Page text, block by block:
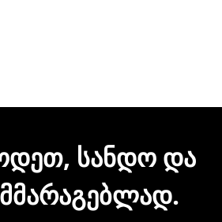
ᲡᲐᲜᲓᲝ ᲓᲐ